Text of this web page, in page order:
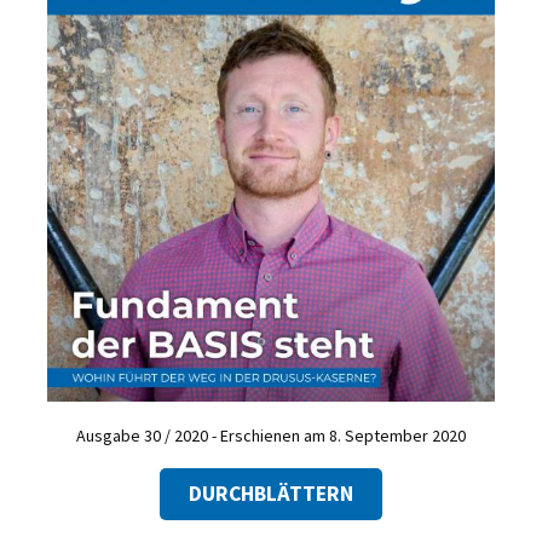
Ausgabe 30 / 2020 - Erschienen am 8. September 2020
DURCHBLÄTTERN